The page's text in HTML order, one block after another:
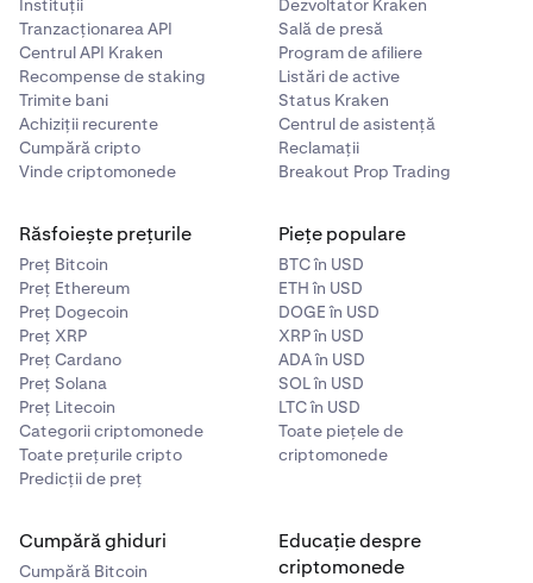
• August - Q
• Septembrie - U
• octombrie - V
• Noiembrie - X
Instituții
Tranzacționarea API
Centrul API Kraken
Recompense de staking
Trimite bani
Achiziții recurente
Cumpără cripto
Vinde criptomonede
Dezvoltator Kraken
Sală de presă
Program de afiliere
Listări de active
Status Kraken
Centrul de asistență
Reclamații
Breakout Prop Trading
Răsfoiește prețurile
Preț Bitcoin
Preț Ethereum
Preț Dogecoin
Preț XRP
Preț Cardano
Preț Solana
Preț Litecoin
Categorii criptomonede
Toate prețurile cripto
Predicții de preț
Piețe populare
BTC în USD
ETH în USD
DOGE în USD
XRP în USD
ADA în USD
SOL în USD
LTC în USD
Toate piețele de
criptomonede
Cumpără ghiduri
Cumpără Bitcoin
Educație despre
criptomonede